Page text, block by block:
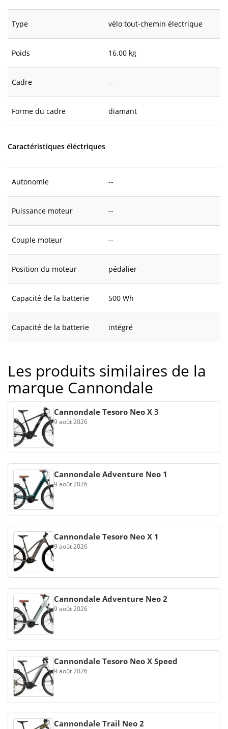
Type vélo tout-chemin électrique
Poids 16.00 kg
Cadre --
Forme du cadre diamant
Caractéristiques éléctriques
Autonomie --
Puissance moteur --
Couple moteur --
Position du moteur pédalier
Capacité de la batterie 500 Wh
Capacité de la batterie intégré
Les produits similaires de la
marque Cannondale
Cannondale Tesoro Neo X 3
9 août 2026
Cannondale Adventure Neo 1
9 août 2026
Cannondale Tesoro Neo X 1
9 août 2026
Cannondale Adventure Neo 2
9 août 2026
Cannondale Tesoro Neo X Speed
9 août 2026
Cannondale Trail Neo 2